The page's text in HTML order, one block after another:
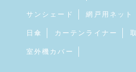
サンシェード 網戸用ネット
日傘 カーテンライナー
室外機カバー